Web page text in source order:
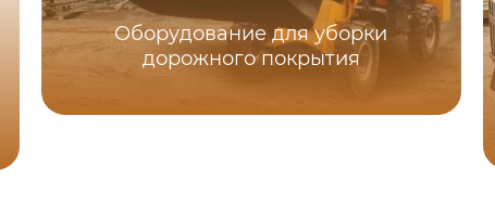
Оборудование для уборки
дорожного покрытия